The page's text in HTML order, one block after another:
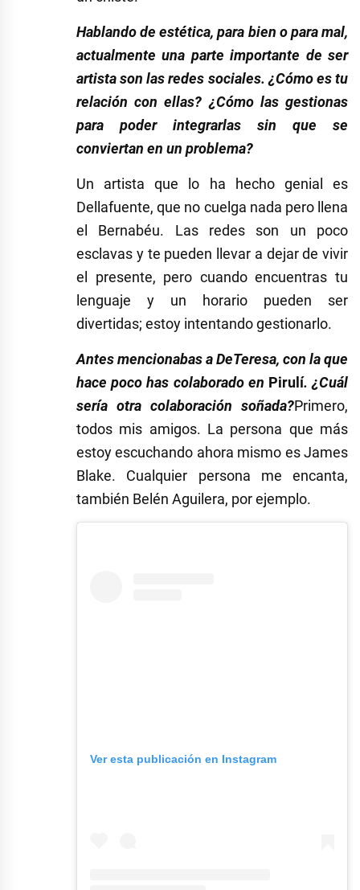
Hablando de estética, para bien o para mal,
actualmente una parte importante de ser
artista son las redes sociales. ¿Cómo es tu
relación con ellas? ¿Cómo las gestionas
para poder integrarlas sin que se
conviertan en un problema?
Un artista que lo ha hecho genial es
Dellafuente, que no cuelga nada pero llena
el Bernabéu. Las redes son un poco
esclavas y te pueden llevar a dejar de vivir
el presente, pero cuando encuentras tu
lenguaje y un horario pueden ser
divertidas; estoy intentando gestionarlo.
Antes mencionabas a DeTeresa, con la que
hace poco has colaborado en Pirulí. ¿Cuál
sería otra colaboración soñada?Primero,
todos mis amigos. La persona que más
estoy escuchando ahora mismo es James
Blake. Cualquier persona me encanta,
también Belén Aguilera, por ejemplo.
Ver esta publicación en Instagram